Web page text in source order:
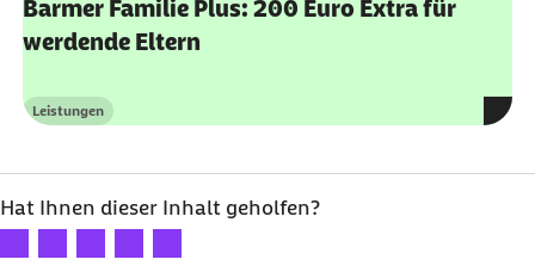
Barmer Familie Plus: 200 Euro Extra für
werdende Eltern
Kategorie
Leistungen
Hat Ihnen dieser Inhalt geholfen?
Ihre Bewertung: 1 Stern
Ihre Bewertung: 2 Sterne
Ihre Bewertung: 3 Sterne
Ihre Bewertung: 4 Sterne
Ihre Bewertung: 5 Sterne